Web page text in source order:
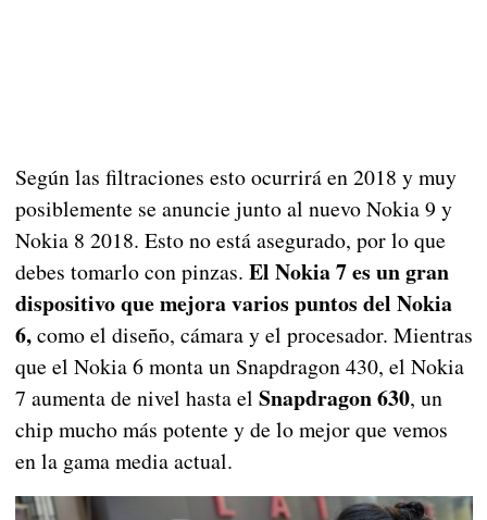
Según las filtraciones esto ocurrirá en 2018 y muy
posiblemente se anuncie junto al nuevo Nokia 9 y
Nokia 8 2018. Esto no está asegurado, por lo que
debes tomarlo con pinzas. El Nokia 7 es un gran
dispositivo que mejora varios puntos del Nokia
6,como el diseño, cámara y el procesador. Mientras
que el Nokia 6 monta un Snapdragon 430, el Nokia
7 aumenta de nivel hasta el Snapdragon 630, un
chip mucho más potente y de lo mejor que vemos
en la gama media actual.